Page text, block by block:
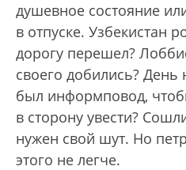
душевное состояние
в отпуске. Узбекистан
дорогу перешел?
своего добились? День
был информповод,
в сторону увести?
нужен свой шут. Но
этого не легче.